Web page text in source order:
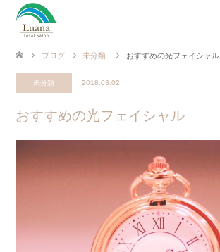
ブログ 未分類 おすすめの光フェイシャル
未分類 2018.03.02
おすすめの光フェイシャル